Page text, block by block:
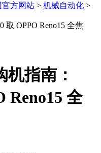
官方网站 > 机械自动化 >
取 OPPO Reno15 全焦
机指南：
Reno15 全